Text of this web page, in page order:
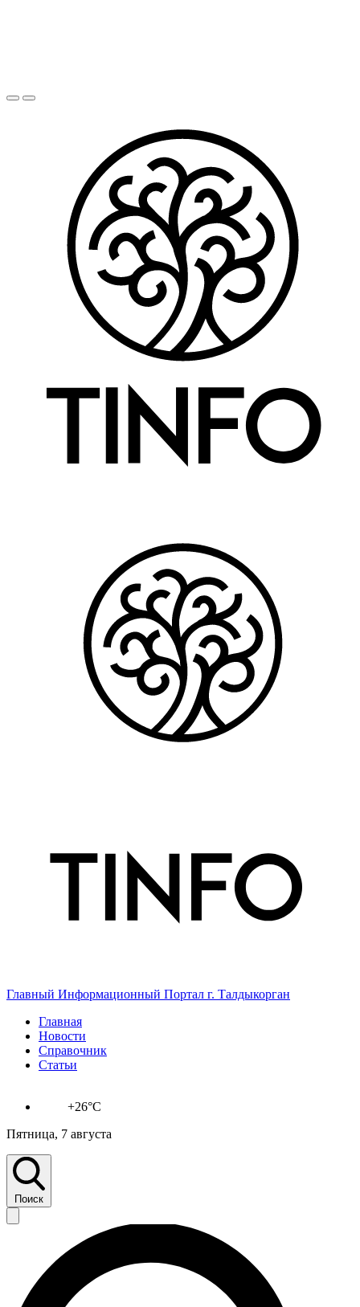
Главный Информационный Портал г. Талдыкорган
Главная
Новости
Справочник
Статьи
+26°C
Пятница, 7 августа
Поиск